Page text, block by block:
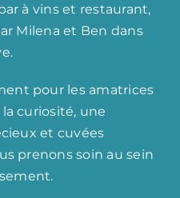
à vins et restaurant,
Milena et Ben dans
pour les amatrices
curiosité, une
et cuvées
prenons soin au sein